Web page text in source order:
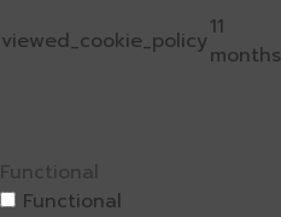
viewed_cookie_policy11
months
Functional
Functional